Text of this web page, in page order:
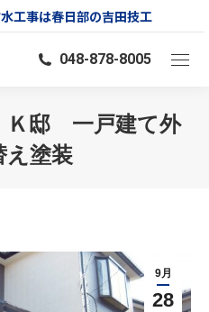
工事は春日部の吉田技工
048-878-8005
Ｋ邸 一戸建て外
え塗装
9月
28